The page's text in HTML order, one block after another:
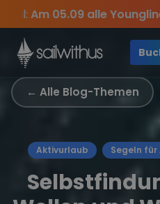
Skip to content
alle Youngline-Törns für
Sichere Dir jetztDein
Tippsund exklusive
des Jahres, sei
← Alle Blog-Themen
Aktivurlaub Segeln